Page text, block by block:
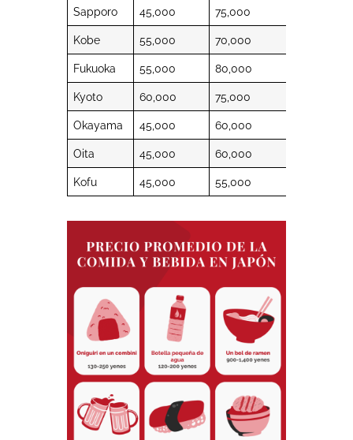
Sapporo 45,000 75,000
Kobe 55,000 70,000
Fukuoka 55,000 80,000
Kyoto 60,000 75,000
Okayama 45,000 60,000
Oita 45,000 60,000
Kofu 45,000 55,000